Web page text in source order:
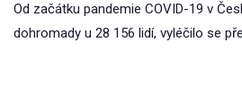
Od začátku pandemie COVID-19 v
dohromady u 28 156 lidí, vyléčilo se